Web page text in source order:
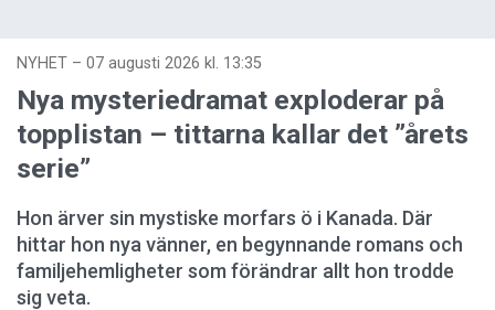
NYHET – 07 augusti 2026 kl. 13:35
Nya mysteriedramat exploderar på
topplistan – tittarna kallar det ”årets
serie”
Hon ärver sin mystiske morfars ö i Kanada. Där
hittar hon nya vänner, en begynnande romans och
familjehemligheter som förändrar allt hon trodde
sig veta.